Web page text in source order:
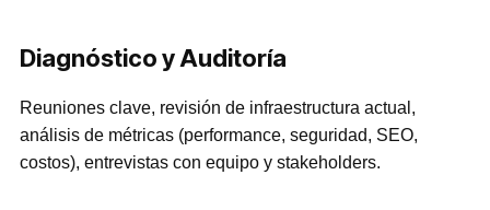
Diagnóstico y Auditoría
Reuniones clave, revisión de infraestructura actual,
análisis de métricas (performance, seguridad, SEO,
costos), entrevistas con equipo y stakeholders.